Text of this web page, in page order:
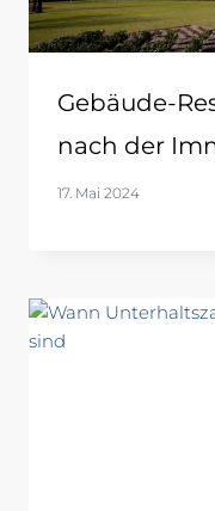
Gebäude-
nach der
17. Mai 2024